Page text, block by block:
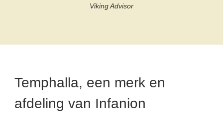
Viking Advisor
Temphalla, een merk en
afdeling van Infanion